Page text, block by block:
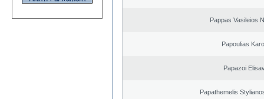
Pappas Vasileios
Papoulias
Papazoi
Papathemelis